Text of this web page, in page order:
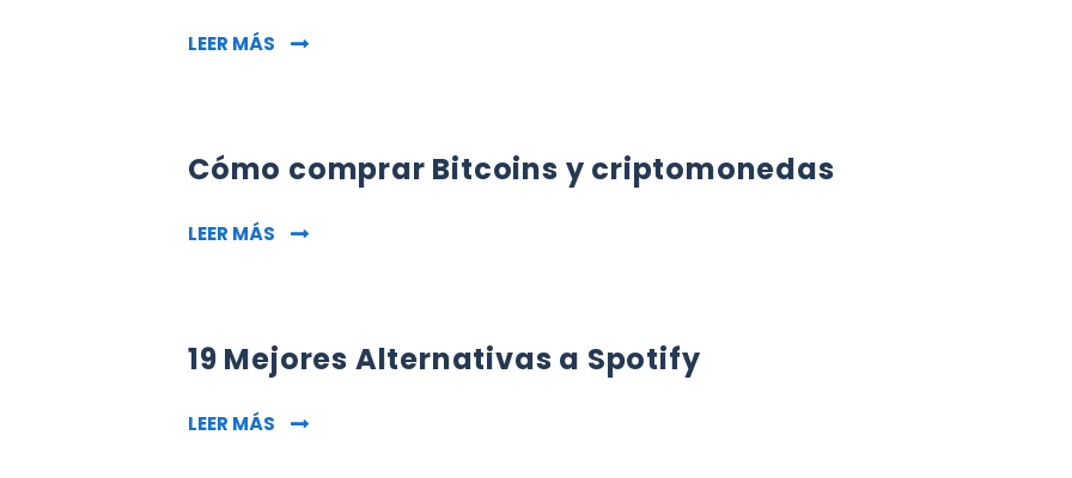
LEER MÁS RESUMEN LIBRO: ROBA COMO UN ARTISTA DE AUSTIN KLEON
Cómo comprar Bitcoins y criptomonedas
LEER MÁS CÓMO COMPRAR BITCOINS Y CRIPTOMONEDAS
19 Mejores Alternativas a Spotify
LEER MÁS 19 MEJORES ALTERNATIVAS A SPOTIFY